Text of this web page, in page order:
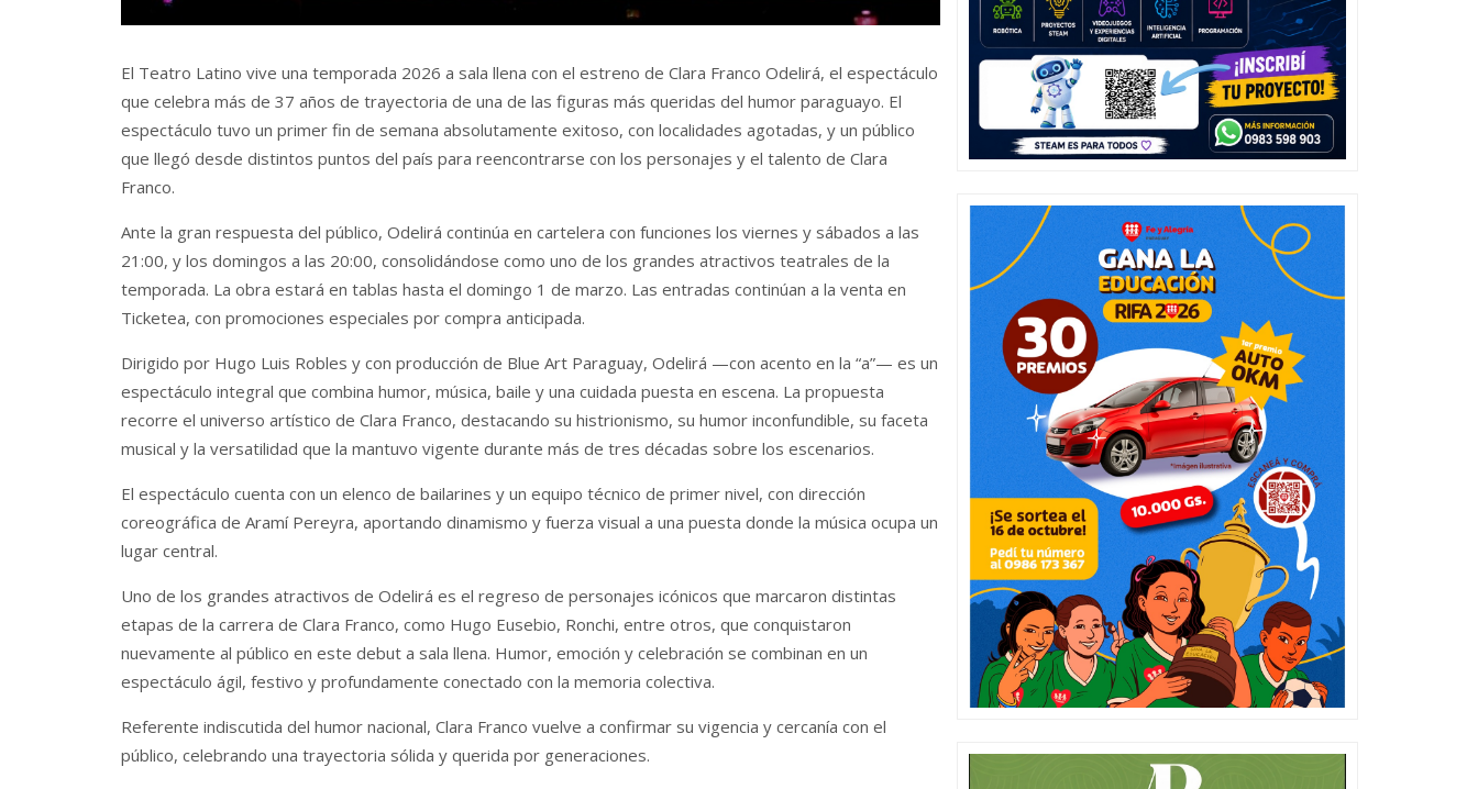
El Teatro Latino vive una temporada 2026 a sala llena con el estreno de Clara Franco Odelirá, el espectáculo
que celebra más de 37 años de trayectoria de una de las figuras más queridas del humor paraguayo. El
espectáculo tuvo un primer fin de semana absolutamente exitoso, con localidades agotadas, y un público
que llegó desde distintos puntos del país para reencontrarse con los personajes y el talento de Clara
Franco.
Ante la gran respuesta del público, Odelirá continúa en cartelera con funciones los viernes y sábados a las
21:00, y los domingos a las 20:00, consolidándose como uno de los grandes atractivos teatrales de la
temporada. La obra estará en tablas hasta el domingo 1 de marzo. Las entradas continúan a la venta en
Ticketea, con promociones especiales por compra anticipada.
Dirigido por Hugo Luis Robles y con producción de Blue Art Paraguay, Odelirá —con acento en la “a”— es un
espectáculo integral que combina humor, música, baile y una cuidada puesta en escena. La propuesta
recorre el universo artístico de Clara Franco, destacando su histrionismo, su humor inconfundible, su faceta
musical y la versatilidad que la mantuvo vigente durante más de tres décadas sobre los escenarios.
El espectáculo cuenta con un elenco de bailarines y un equipo técnico de primer nivel, con dirección
coreográfica de Aramí Pereyra, aportando dinamismo y fuerza visual a una puesta donde la música ocupa un
lugar central.
Uno de los grandes atractivos de Odelirá es el regreso de personajes icónicos que marcaron distintas
etapas de la carrera de Clara Franco, como Hugo Eusebio, Ronchi, entre otros, que conquistaron
nuevamente al público en este debut a sala llena. Humor, emoción y celebración se combinan en un
espectáculo ágil, festivo y profundamente conectado con la memoria colectiva.
Referente indiscutida del humor nacional, Clara Franco vuelve a confirmar su vigencia y cercanía con el
público, celebrando una trayectoria sólida y querida por generaciones.